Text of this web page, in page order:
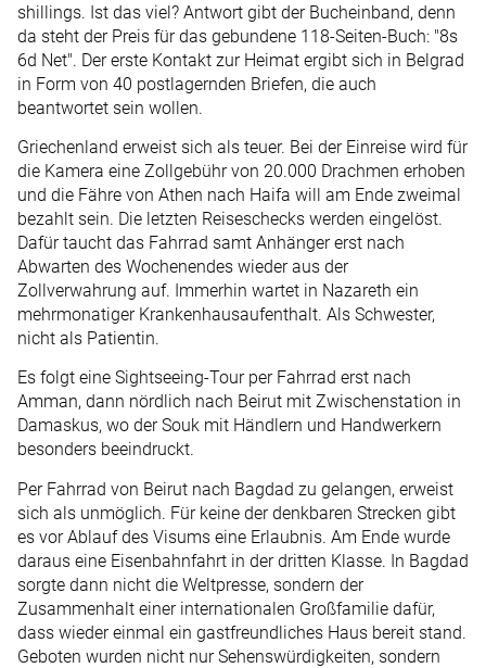
shillings. Ist das viel? Antwort gibt der Bucheinband, denn
da steht der Preis für das gebundene 118-Seiten-Buch: "8s
6d Net". Der erste Kontakt zur Heimat ergibt sich in Belgrad
in Form von 40 postlagernden Briefen, die auch
beantwortet sein wollen.
Griechenland erweist sich als teuer. Bei der Einreise wird für
die Kamera eine Zollgebühr von 20.000 Drachmen erhoben
und die Fähre von Athen nach Haifa will am Ende zweimal
bezahlt sein. Die letzten Reiseschecks werden eingelöst.
Dafür taucht das Fahrrad samt Anhänger erst nach
Abwarten des Wochenendes wieder aus der
Zollverwahrung auf. Immerhin wartet in Nazareth ein
mehrmonatiger Krankenhausaufenthalt. Als Schwester,
nicht als Patientin.
Es folgt eine Sightseeing-Tour per Fahrrad erst nach
Amman, dann nördlich nach Beirut mit Zwischenstation in
Damaskus, wo der Souk mit Händlern und Handwerkern
besonders beeindruckt.
Per Fahrrad von Beirut nach Bagdad zu gelangen, erweist
sich als unmöglich. Für keine der denkbaren Strecken gibt
es vor Ablauf des Visums eine Erlaubnis. Am Ende wurde
daraus eine Eisenbahnfahrt in der dritten Klasse. In Bagdad
sorgte dann nicht die Weltpresse, sondern der
Zusammenhalt einer internationalen Großfamilie dafür,
dass wieder einmal ein gastfreundliches Haus bereit stand.
Geboten wurden nicht nur Sehenswürdigkeiten, sondern